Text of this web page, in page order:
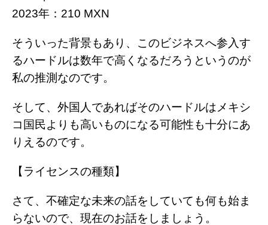
2023年：210 MXN
そういった背景もあり、このビジネスへ参入す
るハードルは数年で高くなるだろうというのが
私の推測なのです。
そして、外国人であればそのハードルはメキシ
コ国民よりも高いものになる可能性も十分にあ
りえるのです。
【ライセンスの種類】
さて、不確定な未来の話をしていても何も始ま
らないので、現在のお話をしましょう。